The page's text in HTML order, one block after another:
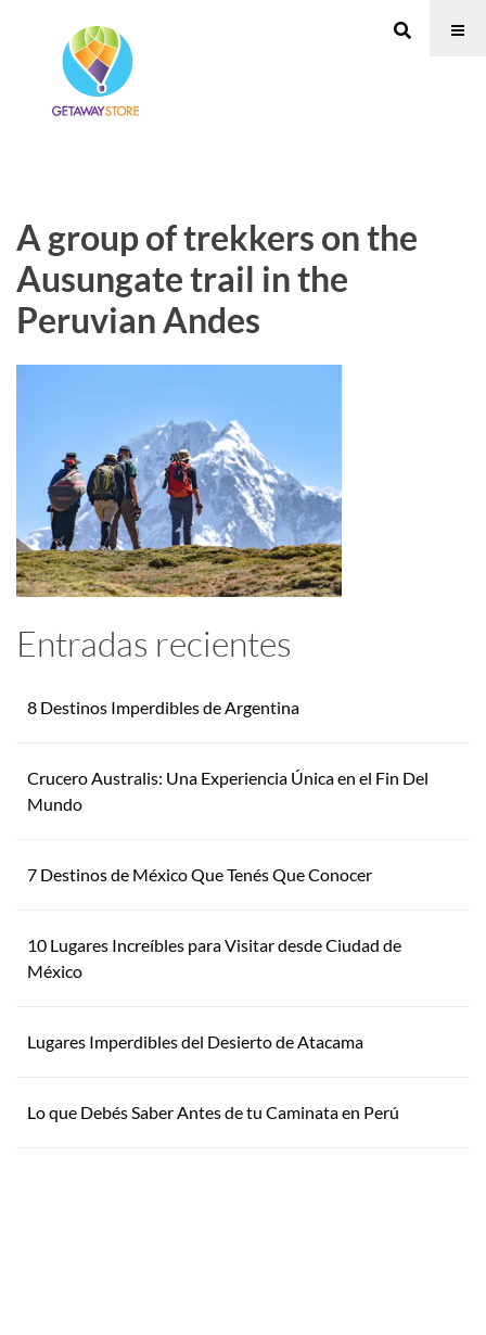
A group of trekkers on the
Ausungate trail in the
Peruvian Andes
Entradas recientes
8 Destinos Imperdibles de Argentina
Crucero Australis: Una Experiencia Única en el Fin Del
Mundo
7 Destinos de México Que Tenés Que Conocer
10 Lugares Increíbles para Visitar desde Ciudad de
México
Lugares Imperdibles del Desierto de Atacama
Lo que Debés Saber Antes de tu Caminata en Perú